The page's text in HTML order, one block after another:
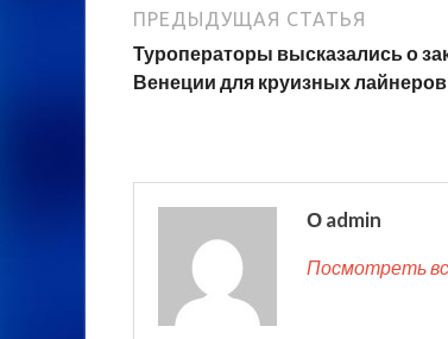
ПРЕДЫДУЩАЯ СТАТЬЯ
Туроператоры высказались о
Венеции для круизных лайнеров
О admin
Посмотреть